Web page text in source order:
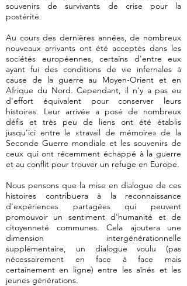
souvenirs de survivants de crise pour la
postérité.
Au cours des dernières années, de nombreux
nouveaux arrivants ont été acceptés dans les
sociétés européennes, certains d'entre eux
ayant fui des conditions de vie infernales à
cause de la guerre au Moyen-Orient et en
Afrique du Nord. Cependant, il n'y a pas eu
d'effort équivalent pour conserver leurs
histoires. Leur arrivée a posé de nombreux
défis et très peu de liens ont été établis
jusqu’ici entre le «travail de mémoire» de la
Seconde Guerre mondiale et les souvenirs de
ceux qui ont récemment échappé à la guerre
et au conflit pour trouver un refuge en Europe.
Nous pensons que la mise en dialogue de ces
histoires contribuera à la reconnaissance
d'expériences partagées qui peuvent
promouvoir un sentiment d'humanité et de
citoyenneté communes. Cela ajoutera une
dimension intergénérationnelle
supplémentaire, un dialogue voulu (pas
nécessairement en face à face mais
certainement en ligne) entre les aînés et les
jeunes générations.